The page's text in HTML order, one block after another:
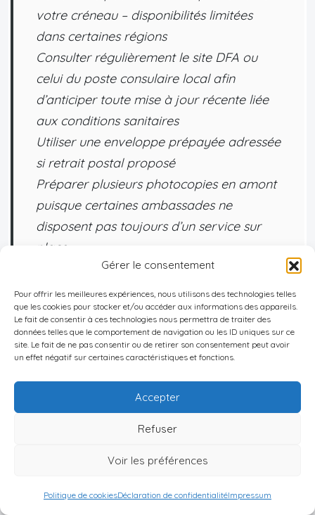
Gérer le consentement
Pour offrir les meilleures expériences, nous utilisons des technologies telles
que les cookies pour stocker et/ou accéder aux informations des appareils.
Le fait de consentir à ces technologies nous permettra de traiter des
données telles que le comportement de navigation ou les ID uniques sur ce
site. Le fait de ne pas consentir ou de retirer son consentement peut avoir
un effet négatif sur certaines caractéristiques et fonctions.
Accepter
Refuser
Voir les préférences
Politique de cookiesDéclaration de confidentialitéImpressum
votre créneau – disponibilités limitées
dans certaines régions
Consulter régulièrement le site DFA ou
celui du poste consulaire local afin
d’anticiper toute mise à jour récente liée
aux conditions sanitaires
Utiliser une enveloppe prépayée adressée
si retrait postal proposé
Préparer plusieurs photocopies en amont
puisque certaines ambassades ne
disposent pas toujours d’un service sur
place
COVID‑19 & mises à jour récentes :
Depuis la pandémie COVID‑19, certains postes
consulaires ont adapté leurs horaires voire
temporairement suspendu certains services. Les
délais peuvent être allongés ; il est conseillé :
local avant tout déplacement ;
D’anticiper sa demande plusieurs mois avant